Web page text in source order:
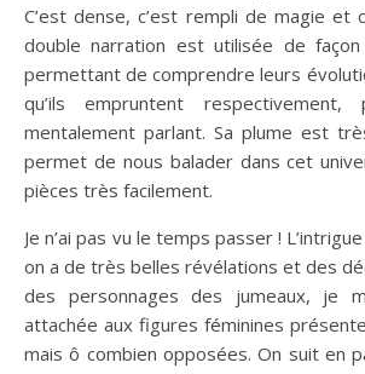
C’est dense, c’est rempli de magie et
double narration est utilisée de façon
permettant de comprendre leurs
qu’ils empruntent respectivement,
mentalement parlant. Sa plume est
permet de nous balader dans cet
pièces très facilement.
Je n’ai pas vu le temps passer !
on a de très belles révélations et des
des personnages des jumeaux, je
attachée aux figures féminines
mais ô combien opposées. On suit en